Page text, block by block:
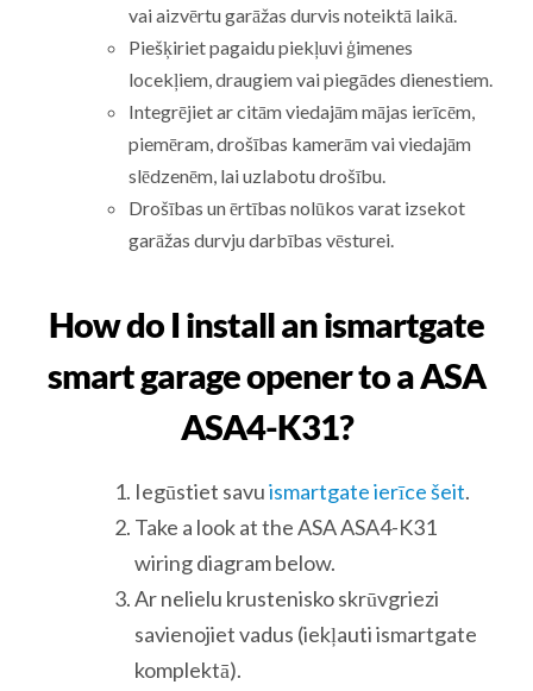
vai aizvērtu garāžas durvis noteiktā laikā.
Piešķiriet pagaidu piekļuvi ģimenes
locekļiem, draugiem vai piegādes dienestiem.
Integrējiet ar citām viedajām mājas ierīcēm,
piemēram, drošības kamerām vai viedajām
slēdzenēm, lai uzlabotu drošību.
Drošības un ērtības nolūkos varat izsekot
garāžas durvju darbības vēsturei.
How do I install an ismartgate
smart garage opener to a ASA
ASA4-K31?
Iegūstiet savuismartgate ierīce šeit.
Take a look at the ASA ASA4-K31
wiring diagram below.
Ar nelielu krustenisko skrūvgriezi
savienojiet vadus (iekļauti ismartgate
komplektā).